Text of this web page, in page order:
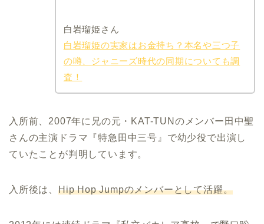
白岩瑠姫さん
白岩瑠姫の実家はお金持ち？本名や三つ子
の噂、ジャニーズ時代の同期についても調
査！
入所前、2007年に兄の元・KAT-TUNのメンバー田中聖
さんの主演ドラマ『特急田中三号』で幼少役で出演し
ていたことが判明しています。
入所後は、 Hip Hop Jumpのメンバーとして活躍。